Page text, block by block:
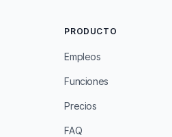
PRODUCTO
Empleos
Funciones
Precios
FAQ